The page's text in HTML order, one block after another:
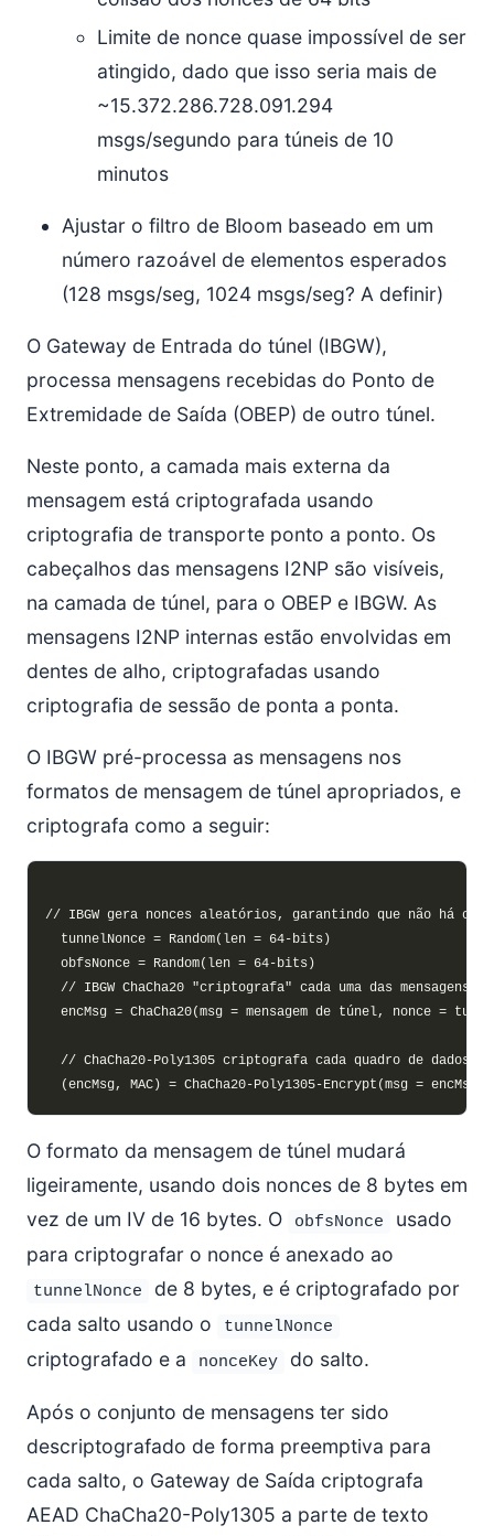
Limite de nonce quase impossível de ser
atingido, dado que isso seria mais de
~15.372.286.728.091.294
msgs/segundo para túneis de 10
minutos
Ajustar o filtro de Bloom baseado em um
número razoável de elementos esperados
(128 msgs/seg, 1024 msgs/seg? A definir)
O Gateway de Entrada do túnel (IBGW),
processa mensagens recebidas do Ponto de
Extremidade de Saída (OBEP) de outro túnel.
Neste ponto, a camada mais externa da
mensagem está criptografada usando
criptografia de transporte ponto a ponto. Os
cabeçalhos das mensagens I2NP são visíveis,
na camada de túnel, para o OBEP e IBGW. As
mensagens I2NP internas estão envolvidas em
dentes de alho, criptografadas usando
criptografia de sessão de ponta a ponta.
O IBGW pré-processa as mensagens nos
formatos de mensagem de túnel apropriados, e
criptografa como a seguir:
O formato da mensagem de túnel mudará
ligeiramente, usando dois nonces de 8 bytes em
vez de um IV de 16 bytes. O
obfsNonce
usado
para criptografar o nonce é anexado ao
tunnelNonce
de 8 bytes, e é criptografado por
cada salto usando o
tunnelNonce
criptografado e a nonceKey do salto.
Após o conjunto de mensagens ter sido
descriptografado de forma preemptiva para
cada salto, o Gateway de Saída criptografa
AEAD ChaCha20-Poly1305 a parte de texto